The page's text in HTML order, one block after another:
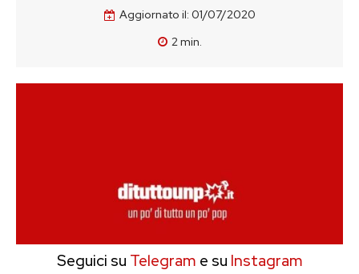
Aggiornato il: 01/07/2020
2min.
Seguici su Telegram e su Instagram